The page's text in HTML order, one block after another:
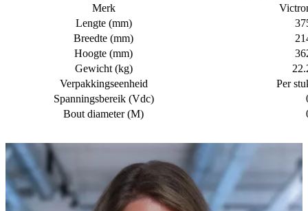
Merk
Lengte (mm)
Breedte (mm)
Hoogte (mm)
Gewicht (kg)
Verpakkingseenheid
Per
Spanningsbereik (Vdc)
Bout diameter (M)